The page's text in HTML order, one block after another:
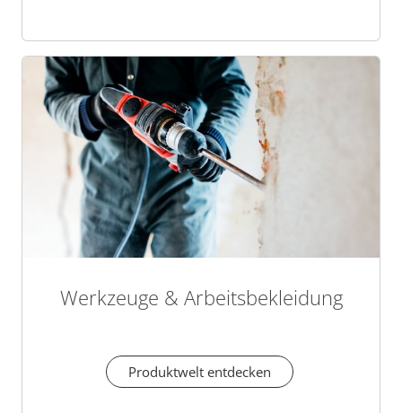
Werkzeuge & Arbeitsbekleidung
Produktwelt entdecken